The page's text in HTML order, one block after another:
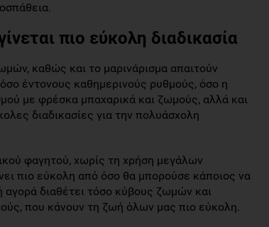
πιο εύκολη διαδικασία
καθώς και το μαρινάρισμα απαιτούν
έντονους καθημερινούς ρυθμούς, όσο η
με φρέσκα μπαχαρικά και ζωμούς, αλλά και
διαδικασίες για την πολυάσχολη
φαγητού, χωρίς τη χρήση μεγάλων
πιο εύκολη από όσο θα μπορούσε κάποιος να
αγορά διαθέτει τόσο κύβους ζωμών και
που κάνουν τη ζωή όλων μας πιο εύκολη.